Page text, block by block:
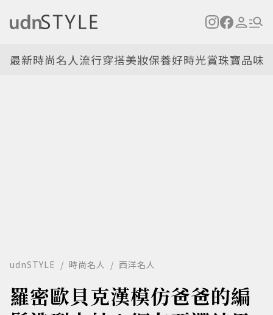
最新時尚名人流行穿搭美妝保養好時光賞珠寶品味
udnSTYLE 時尚名人 西洋名人
羅密歐貝克漢模仿爸爸的編